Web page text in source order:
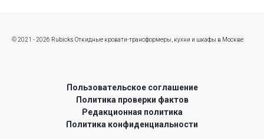
© 2021 - 2026 Rubicks Откидные кровати-трансформеры, кухни и шкафы в Москве
Пользовательское соглашение
Политика проверки фактов
Редакционная политика
Политика конфиденциальности